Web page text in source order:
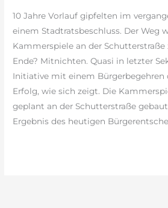
10 Jahre Vorlauf gipfelten im
einem Stadtratsbeschluss. Der Weg
Kammerspiele an der Schutterstraße
Ende? Mitnichten. Quasi in letzter
Initiative mit einem Bürgerbegehren
Erfolg, wie sich zeigt. Die
geplant an der Schutterstraße
Ergebnis des heutigen